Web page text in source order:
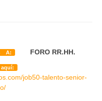
A: FORO RR.HH.
aquí:
job50-talento-senior-